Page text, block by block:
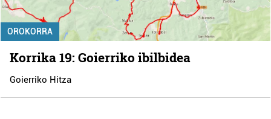
OROKORRA
Korrika 19: Goierriko ibilbidea
Goierriko Hitza